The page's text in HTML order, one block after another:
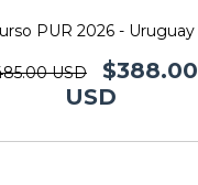
PUR 2026 - Uruguay
USD
$388.00
USD